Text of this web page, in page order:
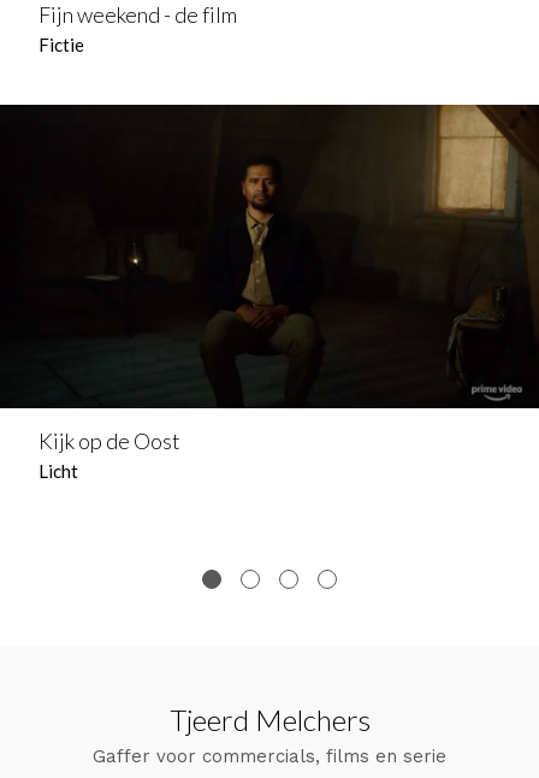
Fijn weekend - de film
Fictie
Kijk op de Oost
Licht
Tjeerd Melchers
Gaffer voor commercials, films en serie